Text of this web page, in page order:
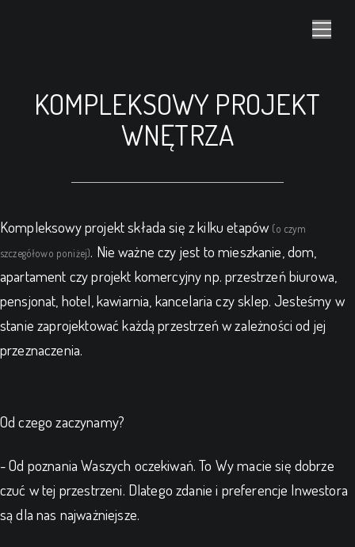
KOMPLEKSOWY PROJEKT
WNĘTRZA
Kompleksowy projekt składa się z kilku etapów (o czym
szczegółowo poniżej). Nie ważne czy jest to mieszkanie, dom,
apartament czy projekt komercyjny np. przestrzeń biurowa,
pensjonat, hotel, kawiarnia, kancelaria czy sklep. Jesteśmy w
stanie zaprojektować każdą przestrzeń w zależności od jej
przeznaczenia.
Od czego zaczynamy?
- Od poznania Waszych oczekiwań. To Wy macie się dobrze
czuć w tej przestrzeni. Dlatego zdanie i preferencje Inwestora
są dla nas najważniejsze.